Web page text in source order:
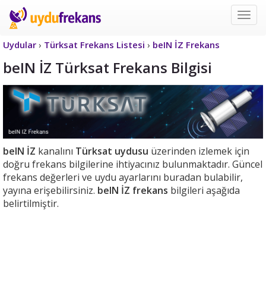
Uydu
Uydular › Türksat Frekans Listesi › beIN İZ Frekans
beIN İZ Türksat Frekans Bilgisi
beIN İZ kanalını Türksat uydusu üzerinden izlemek için
doğru frekans bilgilerine ihtiyacınız bulunmaktadır. Güncel
frekans değerleri ve uydu ayarlarını buradan bulabilir,
yayına erişebilirsiniz. beIN İZ frekans bilgileri aşağıda
belirtilmiştir.